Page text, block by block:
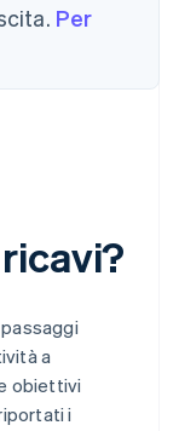
Per
a
obiettivi
i